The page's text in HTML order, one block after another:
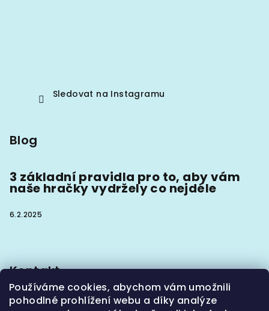
Používáme cookies, abychom vám umožnili
pohodlné prohlížení webu a díky analýze
Sledovat na Instagramu
Blog
3 základní pravidla pro to, aby vám
naše hračky vydržely co nejdéle
6.2.2025
Kontakt
info@hoaxx.cz